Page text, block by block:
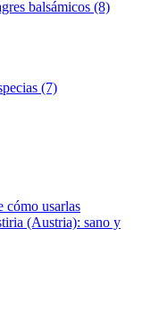
balsámicos (8)
(7)
cómo usarlas
(Austria): sano y